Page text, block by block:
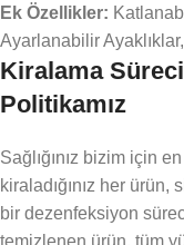
Ek Özellikler:
Ayarlanabilir
Kiralama
Politikamız
Sağlığınız bizim için
kiraladığınız her
bir dezenfeksiyon
temizlenen ürün, tüm